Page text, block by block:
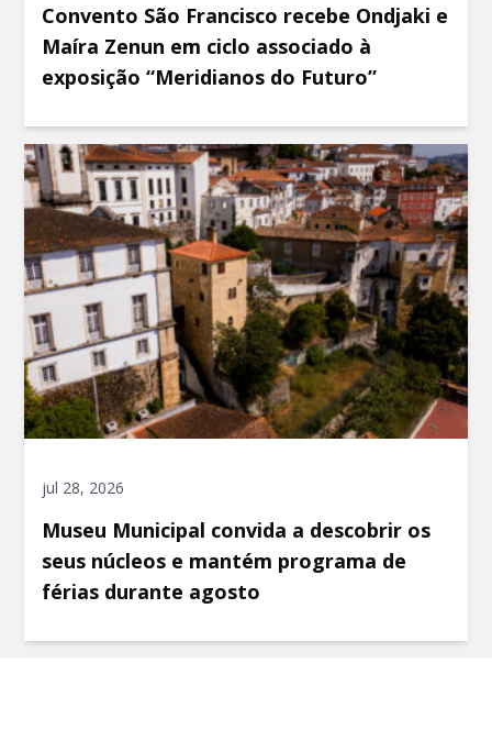
Convento São Francisco recebe Ondjaki e
Maíra Zenun em ciclo associado à
exposição “Meridianos do Futuro”
jul 28, 2026
Museu Municipal convida a descobrir os
seus núcleos e mantém programa de
férias durante agosto